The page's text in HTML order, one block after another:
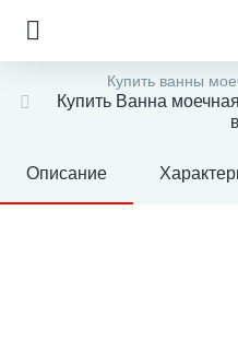
Купить ванны
Купить Ванна
Описание